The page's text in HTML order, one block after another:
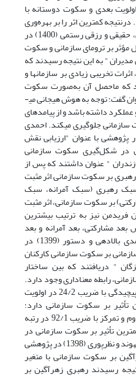
با ضریب 02/2 در اولویت بعدی و سکوت دوستانه با
درنتیجه کمترین اثر را بر بهره‌وری
نیروی انسانی در ناجا دارد. معلمیان، حقیقی و رزقی رستمی (1400) در
مؤثر بر ترومای سازمانی و سکوت
" به این نتیجه رسیدند که
تخریبی زیادی بر سازمان­ها و
که ماحصل آن به‌صورت سکوت
سازمانی تجلی می­یابد. به‌طورکلی می­توان گفت؛ توجه به هوش هیجانی می­
داشته باشد و از پیامدهای
سازمانی جلوگیری می­کند. احمدی
صالحی و احمدی (1400) در پژوهشی با عنوان "ارزیابی نقش
در شکل‌گیری سکوت سازمانی
" عنوان داشتند که پس از
بر سکوت سازمانی اثر مثبت
سبک رهبری (سبک آمرانه، سبک
بر سکوت سازمانی، اثر مثبت
فریدمن نیز به ترتیب بیشترین
مشارکتی، بعد آمرانه و بعد
مشورتی اختصاص یافته است. احمدی بالادهی و دستور (1399) در
بر سکوت سازمانی کارکنان
" دریافتند که بین ساختار
رابطه معناداری وجود دارد.
همچنین بر اساس آزمون فریدمن، پیچیدگی با ضریب 24/2 در اولویت
تأثیر بر سکوت سازمانی دارد؛
رسمیت با ضریب 93/1 در اولویت دوم و تمرکز با ضریب 92/1 در رتبه
تأثیر بر سکوت سازمانی در
ناجا دارد. محمد ظاهری، وحدتی، سپهوند و نظرپوری (1398) در پژوهشی
بر سکوت سازمانی با متغیر
رسیدند رهبری زهرآگین بر